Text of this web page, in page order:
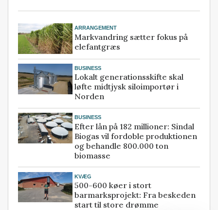
ARRANGEMENT
Markvandring sætter fokus på
elefantgræs
BUSINESS
Lokalt generationsskifte skal
løfte midtjysk siloimportør i
Norden
BUSINESS
Efter lån på 182 millioner: Sindal
Biogas vil fordoble produktionen
og behandle 800.000 ton
biomasse
KVÆG
500-600 køer i stort
barmarksprojekt: Fra beskeden
start til store drømme